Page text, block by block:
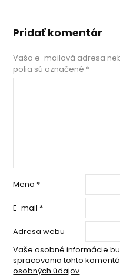
Pridať komentár
Vaša e-mailová adresa
polia sú označené *
Meno *
E-mail *
Adresa webu
Vaše osobné informácie
spracovania tohto
osobných údajov